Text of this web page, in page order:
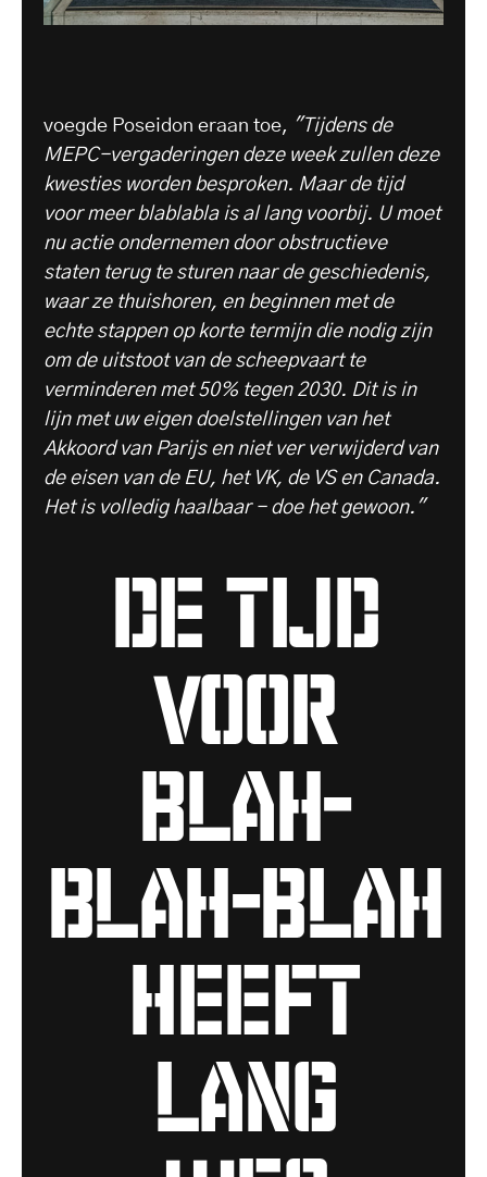
voegde Poseidon eraan toe, "Tijdens de
MEPC-vergaderingen deze week zullen deze
kwesties worden besproken. Maar de tijd
voor meer blablabla is al lang voorbij. U moet
nu actie ondernemen door obstructieve
staten terug te sturen naar de geschiedenis,
waar ze thuishoren, en beginnen met de
echte stappen op korte termijn die nodig zijn
om de uitstoot van de scheepvaart te
verminderen met 50% tegen 2030. Dit is in
lijn met uw eigen doelstellingen van het
Akkoord van Parijs en niet ver verwijderd van
de eisen van de EU, het VK, de VS en Canada.
Het is volledig haalbaar - doe het gewoon."
de tijd
voor
blah-
blah-blah
heeft
lang